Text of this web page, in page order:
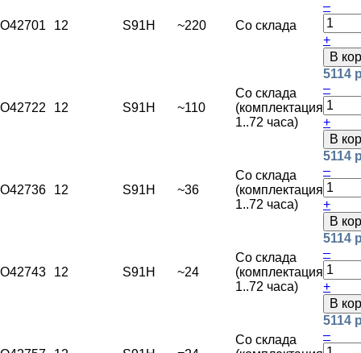
O42701 12 S91H ~220 Со склада
–
+
В
O42722 12 S91H ~110
Со склада
(комплектация
1..72 часа)
5114
–
+
В
O42736 12 S91H ~36
Со склада
(комплектация
1..72 часа)
5114
–
+
В
O42743 12 S91H ~24
Со склада
(комплектация
1..72 часа)
5114
–
+
В
Со склада
5114
–